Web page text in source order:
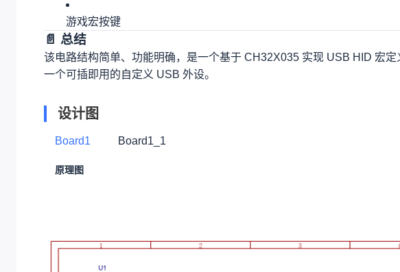
游戏宏按键
📄 总结
该电路结构简单、功能明确，是一个基于 CH32X035 实现 USB HID 宏
一个可插即用的自定义 USB 外设。
设计图
Board1 Board1_1
原理图